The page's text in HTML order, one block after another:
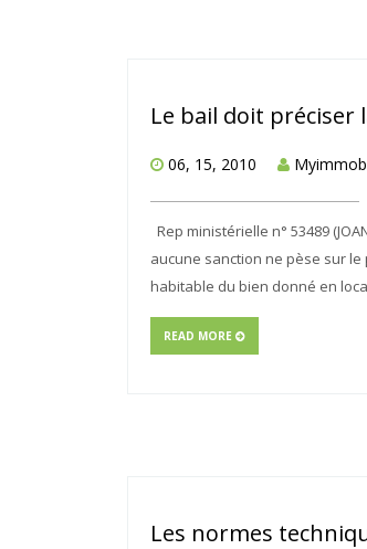
Le bail doit préciser
06, 15, 2010
Rep ministérielle n° 53489
aucune sanction ne pèse sur
habitable du bien donné en
READ MORE
Les normes